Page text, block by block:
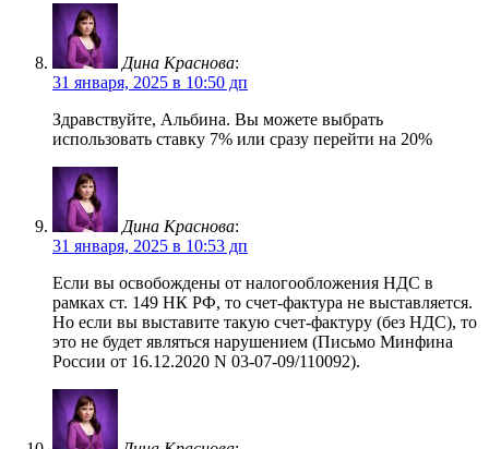
Дина Краснова:
31 января, 2025 в 10:50 дп
Здравствуйте, Альбина. Вы можете выбрать
использовать ставку 7% или сразу перейти на 20%
Дина Краснова:
31 января, 2025 в 10:53 дп
Если вы освобождены от налогообложения НДС в
рамках ст. 149 НК РФ, то счет-фактура не выставляется.
Но если вы выставите такую счет-фактуру (без НДС), то
это не будет являться нарушением (Письмо Минфина
России от 16.12.2020 N 03-07-09/110092).